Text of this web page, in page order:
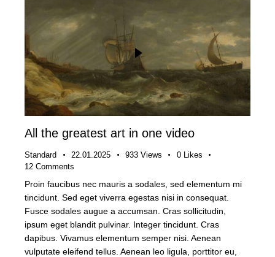
All the greatest art in one video
Standard 22.01.2025 933 Views 0 Likes
12 Comments
Proin faucibus nec mauris a sodales, sed elementum mi
tincidunt. Sed eget viverra egestas nisi in consequat.
Fusce sodales augue a accumsan. Cras sollicitudin,
ipsum eget blandit pulvinar. Integer tincidunt. Cras
dapibus. Vivamus elementum semper nisi. Aenean
vulputate eleifend tellus. Aenean leo ligula, porttitor eu,